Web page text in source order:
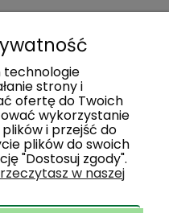
technologie
strony i
ofertę do Twoich
wykorzystanie
i przejść do
plików do swoich
"Dostosuj zgody".
w naszej